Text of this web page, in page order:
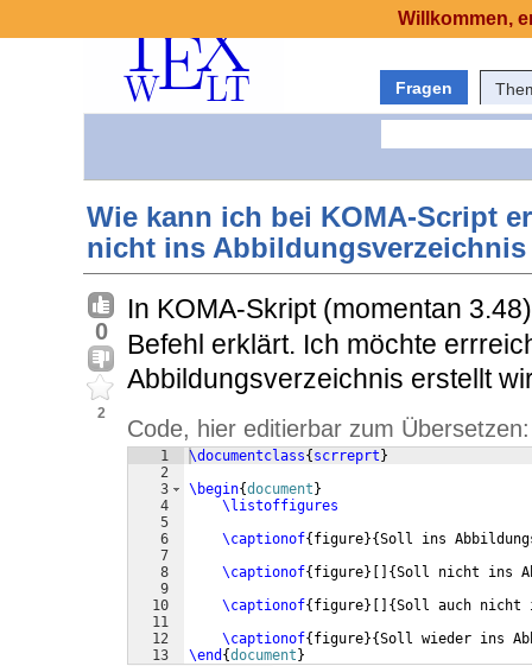
Fragen
Wie kann ich bei KOMA-Script
nicht ins
0
2
In KOMA-Skript (momentan
Befehl erklärt. Ich möchte
Abbildungsverzeichnis erstellt
Code, hier editierbar zum Übersetzen:
1
2
3
4
5
6
7
8
9
10
11
12
13
\documentclass{ scrreprt }
\begin{document }
\listoffigures
\captionof{ figure}{Soll ins
\captionof{ figure} {Soll nicht ins
\captionof{ figure} {Soll auch nicht
\captionof{ figure}{Soll wieder ins
\end {document }
Willkommen,